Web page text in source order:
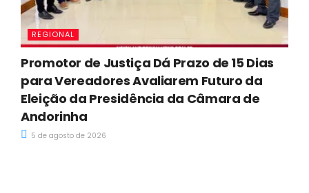
REGIONAL
Promotor de Justiça Dá Prazo de 15 Dias
para Vereadores Avaliarem Futuro da
Eleição da Presidência da Câmara de
Andorinha
5 de agosto de 2026